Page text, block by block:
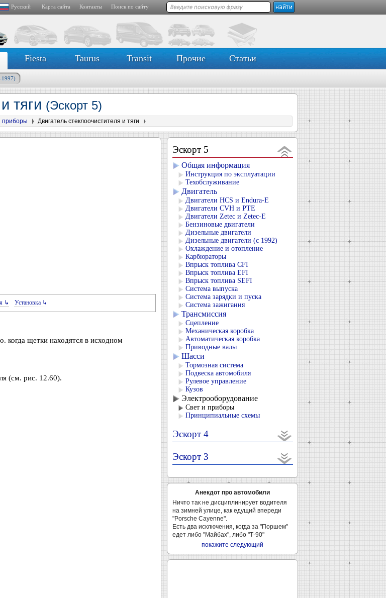
Русский Карта сайта Контакты Поиск по сайту
Fiesta Taurus Transit Прочие Статьи
1997)
тяги (Эскорт 5)
приборы Двигатель стеклоочистителя и тяги
↳ Установка ↳
когда щетки находятся в исходном
(см. рис. 12.60).
Эскорт 5
Общая информация
Инструкция по эксплуатации
Техобслуживание
Двигатель
Двигатели HCS и Endura-E
Двигатели CVH и РТЕ
Двигатели Zetec и Zetec-E
Бензиновые двигатели
Дизельные двигатели
Дизельные двигатели (с 1992)
Охлаждение и отопление
Карбюраторы
Впрыск топлива CFI
Впрыск топлива EFI
Впрыск топлива SEFI
Система выпуска
Система зарядки и пуска
Система зажигания
Трансмиссия
Сцепление
Механическая коробка
Автоматическая коробка
Приводные валы
Шасси
Тормозная система
Подвеска автомобиля
Рулевое управление
Кузов
Электрооборудование
Свет и приборы
Принципиальные схемы
Эскорт 4
Эскорт 3
Анекдот про автомобили
Ничто так не дисциплинирует водителя
на зимней улице, как едущий впереди
"Porsche Cayenne".
Есть два исключения, когда за "Поршем"
едет либо "Майбах", либо "Т-90"
покажите следующий